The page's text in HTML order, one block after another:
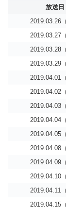
放送日
2019.03.26（
2019.03.27（
2019.03.28（
2019.03.29（
2019.04.01（
2019.04.02（
2019.04.03（
2019.04.04（
2019.04.05（
2019.04.08（
2019.04.09（
2019.04.10（
2019.04.11（
2019.04.15（